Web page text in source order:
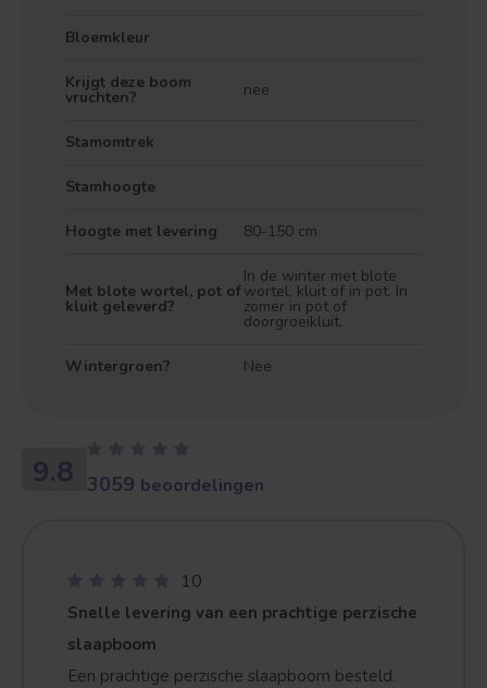
Bloemkleur
Krijgt deze boom
vruchten? nee
Stamomtrek
Stamhoogte
Hoogte met levering 80-150 cm
Met blote wortel, pot of
kluit geleverd?
In de winter met blote
wortel, kluit of in pot. In
zomer in pot of
doorgroeikluit.
Wintergroen? Nee
9.8 3059 beoordelingen
10
Snelle levering van een prachtige perzische
slaapboom
Een prachtige perzische slaapboom besteld.
Treurvorm